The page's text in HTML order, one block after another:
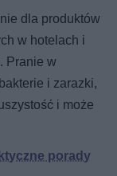
dla produktów
w hotelach i
Pranie w
i zarazki,
i może
porady